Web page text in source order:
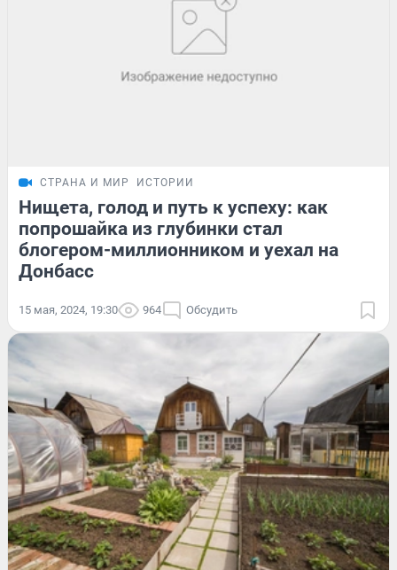
СТРАНА И МИР ИСТОРИИ
Нищета, голод и путь к успеху: как
попрошайка из глубинки стал
блогером-миллионником и уехал на
Донбасс
15 мая, 2024, 19:30 964 Обсудить